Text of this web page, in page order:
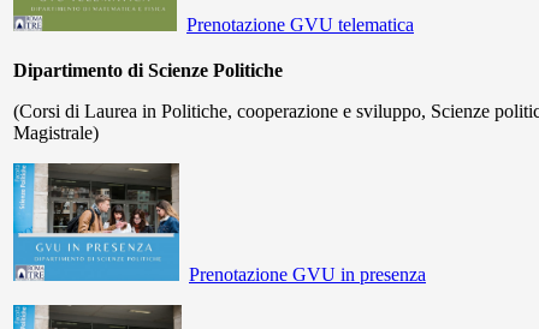
Prenotazione GVU telematica
Dipartimento di Scienze Politiche
(Corsi di Laurea in Politiche, cooperazione e sviluppo, Scienze
Magistrale)
Prenotazione GVU in presenza